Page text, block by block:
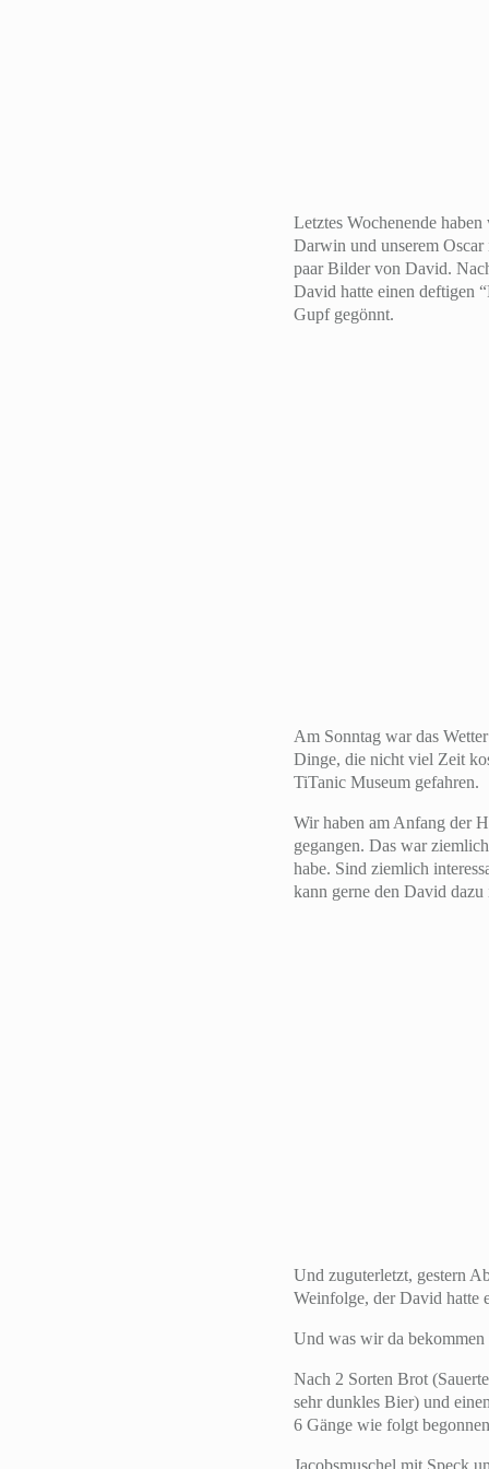
Letztes Wochenende
Darwin und unserem Oscar
paar Bilder von David.
David hatte einen deftigen
Gupf gegönnt.
Am Sonntag war das
Dinge, die nicht viel Zeit
TiTanic Museum gefahren.
Wir haben am Anfang der
gegangen. Das war
habe. Sind ziemlich
kann gerne den David
Und zuguterletzt, gestern
Weinfolge, der David hatte
Und was wir da
Nach 2 Sorten Brot
sehr dunkles Bier) und
6 Gänge wie folgt
Jacobsmuschel mit Speck